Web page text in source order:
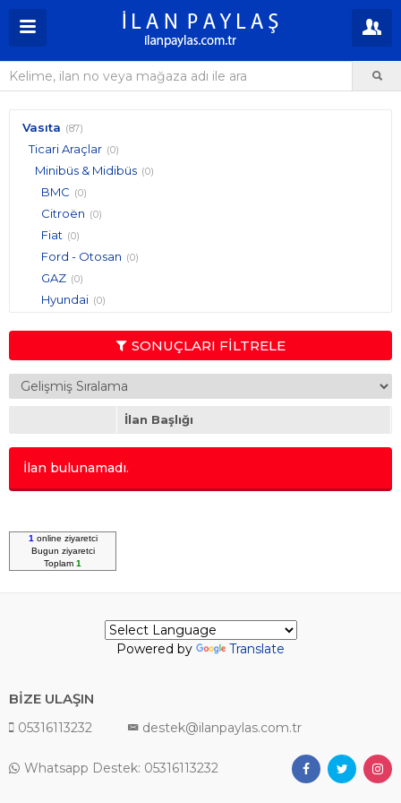
Vasıta (87)
Ticari Araçlar (0)
Minibüs & Midibüs (0)
BMC (0)
Citroën (0)
Fiat (0)
Ford - Otosan (0)
GAZ (0)
Hyundai (0)
Iveco - Otoyol (0)
Karsan
Magirus (0)
Opel (0)
Otokar (0)
Peugeot (0)
Tata (0)
Temsa
SONUÇLARI FİLTRELE
İlan Başlığı
İlan bulunamadı.
1 online ziyaretci
Bugun ziyaretci
Toplam 1
Powered by Translate
BİZE ULAŞIN
05316113232 destek@ilanpaylas.com.tr
Whatsapp Destek: 05316113232